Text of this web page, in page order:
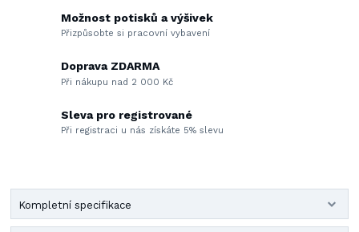
Možnost potisků a výšivek
Přizpůsobte si pracovní vybavení
Doprava ZDARMA
Při nákupu nad 2 000 Kč
Sleva pro registrované
Při registraci u nás získáte 5% slevu
Kompletní specifikace